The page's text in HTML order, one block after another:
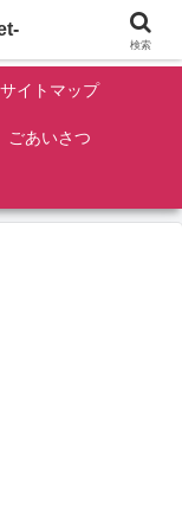
ル・よっちゃん夫婦のド
サイトマップ
ごあいさつ
検索